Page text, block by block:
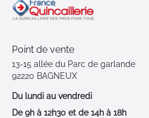
Point de vente
13-15 allée du Parc de garlande
92220 BAGNEUX
Du lundi au vendredi
De 9h à 12h30 et de 14h à 18h